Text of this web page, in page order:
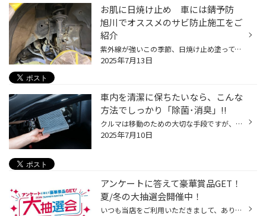
お肌に日焼け止め 車には錆予防
旭川でオススメのサビ防止施工をご
紹介
紫外線が強いこの季節、日焼け止め塗ってますか？ 洗顔後には化粧水、乳液、パックもしたり 何もしないと、しみ、しわの原因になったり･･･ では、高価なお車、対策してますか？ 車は鉄の塊、絶対錆びるんです 冬場には道路に散布される融雪剤の影響で発生する『サビ』 夏場は？融雪剤ではなくても、...
2025年7月13日
車内を清潔に保ちたいなら、こんな
方法でしっかり「除菌･消臭」!!
クルマは移動のための大切な手段ですが、車内は言わばご自宅の「部屋」のようなもの。ある程度の時間、その空間のなかに身を置くわけですから、より快適に過ごすことができるように心がけたいですよね。 そこで気になるのが、車内のコンディション。ニオイはもちろんのこと、エアコンシステムを介し...
2025年7月10日
アンケートに答えて豪華賞品GET！
夏/冬の大抽選会開催中！
いつも当店をご利用いただきまして、ありがとうございます。 7月10日(木)から、「夏/冬の大抽選会」を開催しております！ コクピット・タイヤ館アプリからアンケートに答えて頂くと、抽選で豪華景品をプレゼント！ コクピット・タイヤ館アプリからアンケートをお答え頂いた方全員、抽選にご参加いた...